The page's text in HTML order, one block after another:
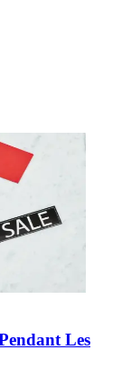
Les